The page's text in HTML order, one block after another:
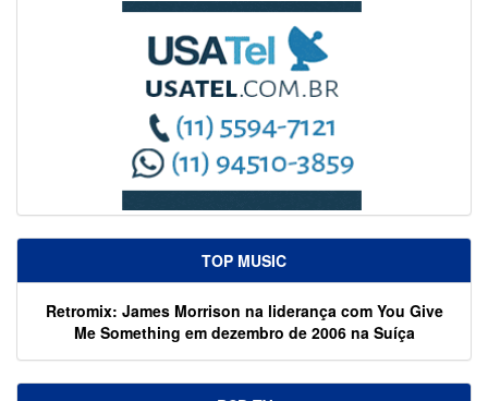
TOP MUSIC
Retromix: James Morrison na liderança com You Give
Me Something em dezembro de 2006 na Suíça